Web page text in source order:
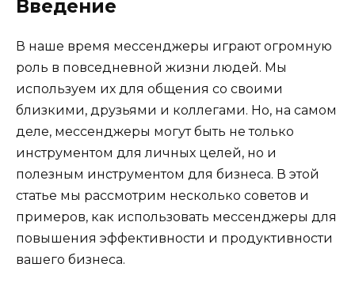
Введение
В наше время мессенджеры играют огромную
роль в повседневной жизни людей. Мы
используем их для общения со своими
близкими, друзьями и коллегами. Но, на самом
деле, мессенджеры могут быть не только
инструментом для личных целей, но и
полезным инструментом для бизнеса. В этой
статье мы рассмотрим несколько советов и
примеров, как использовать мессенджеры для
повышения эффективности и продуктивности
вашего бизнеса.